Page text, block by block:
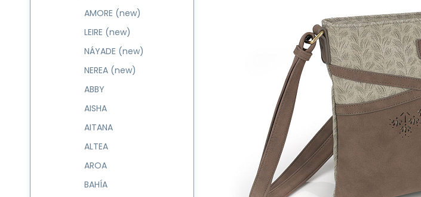
AMORE (new)
LEIRE (new)
NÁYADE (new)
NEREA (new)
ABBY
AISHA
AITANA
ALTEA
AROA
BAHÍA